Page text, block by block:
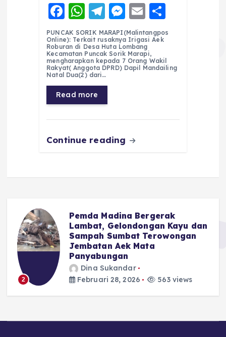
F
a
c
e
b
o
o
k
W
h
a
ts
A
p
p
T
el
e
g
r
a
m
M
e
ss
e
n
E
m
ai
l
h
re
PUNCAK SORIK MARAPI(Malintangpos
Online): Terkait rusaknya Irigasi Aek
Roburan di Desa Huta Lombang
Kecamatan Puncak Sorik Marapi,
mengharapkan kepada 7 Orang Wakil
Rakyat( Anggota DPRD) Dapil Mandailing
Natal Dua(2) dari…
Read more
Continue reading
2
Pemda Madina Bergerak
Lambat, Gelondongan Kayu dan
Sampah Sumbat Terowongan
Jembatan Aek Mata
Panyabungan
Dina Sukandar
Februari 28, 2026
563 views